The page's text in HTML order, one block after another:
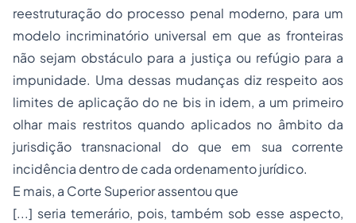
reestruturação do processo penal moderno, para um
modelo incriminatório universal em que as fronteiras
não sejam obstáculo para a justiça ou refúgio para a
impunidade. Uma dessas mudanças diz respeito aos
limites de aplicação do ne bis in idem, a um primeiro
olhar mais restritos quando aplicados no âmbito da
jurisdição transnacional do que em sua corrente
incidência dentro de cada ordenamento jurídico.
E mais, a Corte Superior assentou que
[...] seria temerário, pois, também sob esse aspecto,